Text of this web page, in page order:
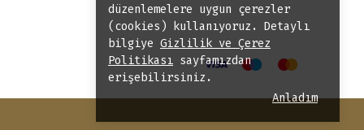
düzenlemelere uygun çerezler
(cookies) kullanıyoruz. Detaylı
bilgiye Gizlilik ve Çerez
Politikası sayfamızdan
erişebilirsiniz.
Anladım